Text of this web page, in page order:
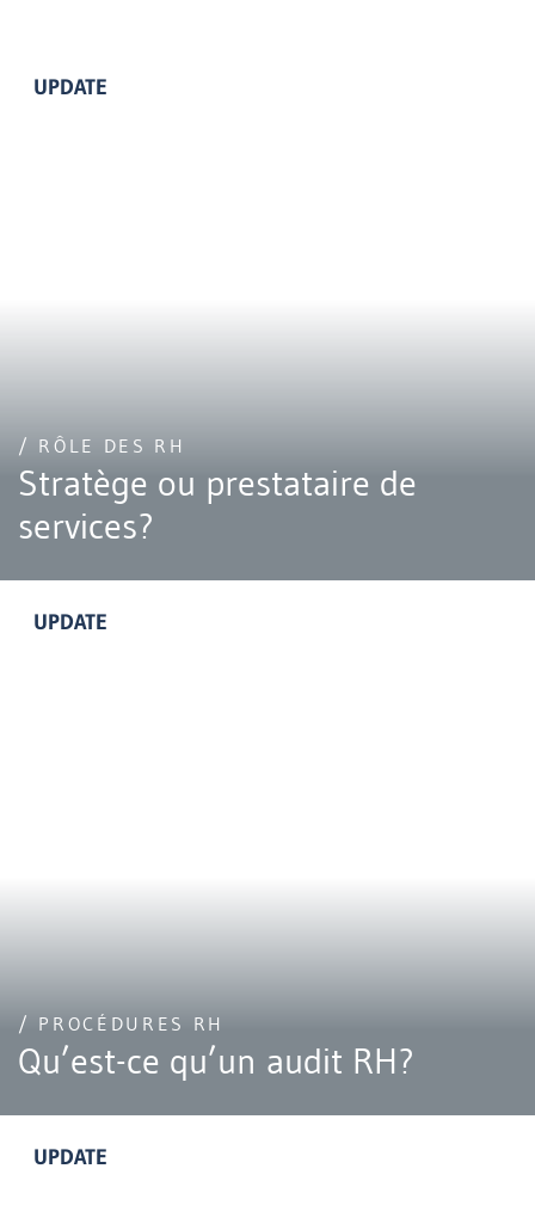
UPDATE
/ RÔLE DES RH
Stratège ou prestataire de
services?
UPDATE
/ PROCÉDURES RH
Qu’est-ce qu’un audit RH?
UPDATE